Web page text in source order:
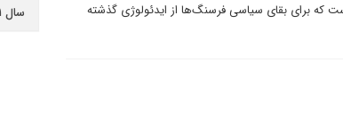
برای بقای سیاسی فرسنگ‌ها از ایدئولوژی گذشته‌
سال ۱۳۹۱ (۹۸۴)